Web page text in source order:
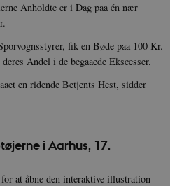
Anholdte er i Dag paa én nær
fik en Bøde paa 100 Kr.
Andel i de begaaede Ekscesser.
en ridende Betjents Hest, sidder
i Aarhus, 17.
at åbne den interaktive illustration
med at gøre
ved at aktivere nogle
fungerer uden disse
Udbyder / Domæne